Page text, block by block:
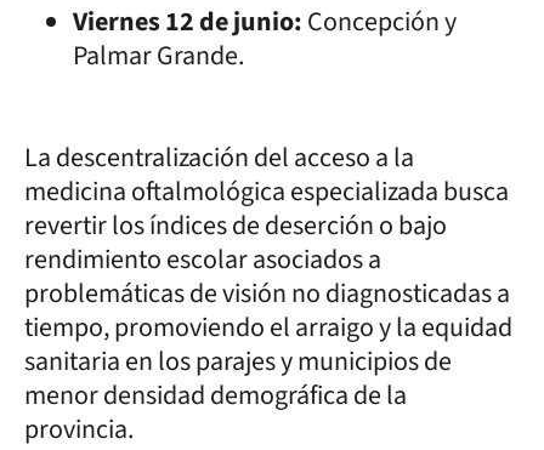
Viernes 12 de junio:Concepción y
Palmar Grande.
La descentralización del acceso a la
medicina oftalmológica especializada busca
revertir los índices de deserción o bajo
rendimiento escolar asociados a
problemáticas de visión no diagnosticadas a
tiempo, promoviendo el arraigo y la equidad
sanitaria en los parajes y municipios de
menor densidad demográfica de la
provincia.